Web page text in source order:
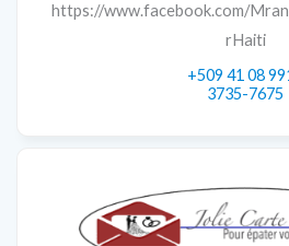
https://www.facebook.com/
rHaiti
+509 41 08
3735-7675